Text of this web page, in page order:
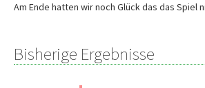
Am Ende hatten wir noch Glück das das Spiel
Bisherige Ergebnisse